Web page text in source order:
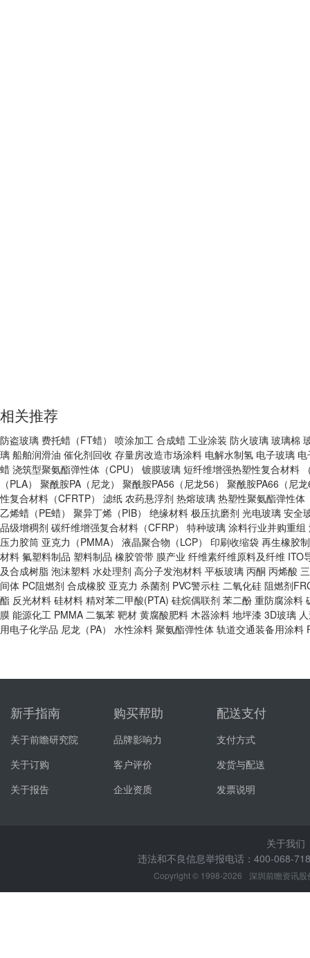
相关推荐
防盗玻璃 费托蜡（FT蜡） 喷涂加工 合成蜡 工业涂装 防火玻璃 玻璃棉
璃 船舶润滑油 催化剂回收 存量房改造市场涂料 电解水制氢 电子玻璃
蜡 浇筑型聚氨酯弹性体（CPU） 镀膜玻璃 短纤维增强热塑性复合材料
（PLA）
聚酰胺PA（尼龙） 聚酰胺PA56（尼龙56）
聚酰胺PA66（尼
性复合材料（CFRTP）
滤纸 农药悬浮剂 热熔玻璃 热塑性聚氨酯弹性体
乙烯蜡（PE蜡）
聚异丁烯（PIB） 绝缘材料 极压抗磨剂 光电玻璃 安全
品级增稠剂 碳纤维增强复合材料（CFRP） 特种玻璃 涂料行业并购重组
压力胶筒 亚克力（PMMA） 液晶聚合物（LCP） 印刷收缩袋 再生橡胶
材料 氟塑料制品 塑料制品 橡胶管带 膜产业 纤维素纤维原料及纤维 ITO
及合成树脂 泡沫塑料 水处理剂 高分子发泡材料 平板玻璃 丙酮 丙烯酸
间体 PC阻燃剂 合成橡胶 亚克力 杀菌剂 PVC警示柱 二氧化硅 阻燃剂
酯 反光材料 硅材料 精对苯二甲酸(PTA) 硅烷偶联剂 苯二酚 重防腐涂料
膜 能源化工 PMMA 二氯苯 靶材 黄腐酸肥料 木器涂料 地坪漆 3D玻璃
用电子化学品 尼龙（PA） 水性涂料 聚氨酯弹性体 轨道交通装备用涂料
新手指南
关于前瞻研究院
关于订购
关于报告
购买帮助
品牌影响力
客户评价
企业资质
配送支付
支付方式
发货与配送
发票说明
关于我们
违法和不良信息举报电话：400-068-
Copyright © 1998-2026 深圳前瞻资讯股